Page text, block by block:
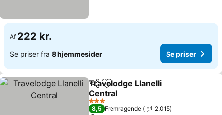
Af 222 kr.
Se priser fra 8 hjemmesider Se priser
Del Føj til favoritter
Travelodge Llanelli
Central
3 Stjerner
8,5 Fremragende
2.015